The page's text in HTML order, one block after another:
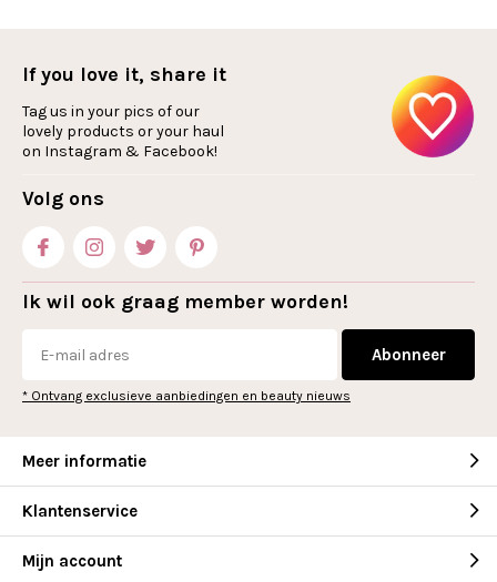
If you love it, share it
Tag us in your pics of our
lovely products or your haul
on Instagram & Facebook!
Volg ons
Ik wil ook graag member worden!
Abonneer
* Ontvang exclusieve aanbiedingen en beauty nieuws
Meer informatie
Klantenservice
Mijn account